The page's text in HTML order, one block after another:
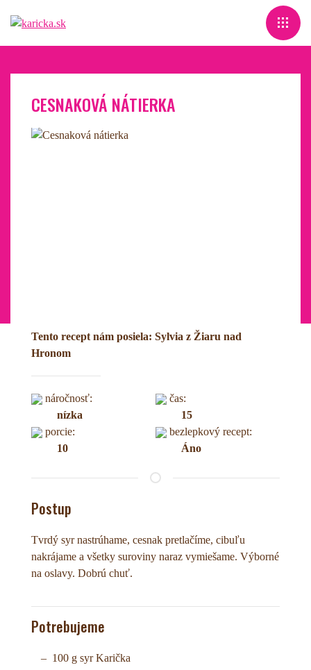
CESNAKOVÁ NÁTIERKA
Tento recept nám posiela: Sylvia z Žiaru nad
Hronom
náročnosť:
nízka
čas:
15
porcie:
10
bezlepkový recept:
Áno
Postup
Tvrdý syr nastrúhame, cesnak pretlačíme, cibuľu
nakrájame a všetky suroviny naraz vymiešame. Výborné
na oslavy. Dobrú chuť.
Potrebujeme
100 g syr Karička